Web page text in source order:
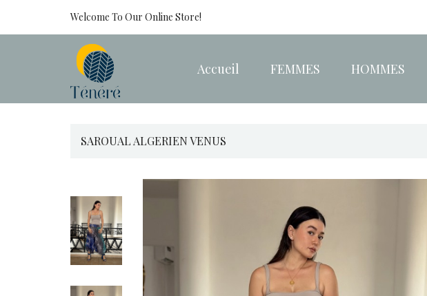
Welcome To Our Online Store!
Accueil FEMMES HOMMES
SAROUAL ALGERIEN VENUS